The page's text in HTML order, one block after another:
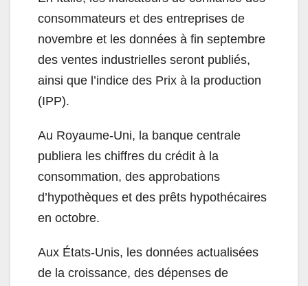
consommateurs et des entreprises de
novembre et les données à fin septembre
des ventes industrielles seront publiés,
ainsi que l’indice des Prix à la production
(IPP).
Au Royaume-Uni, la banque centrale
publiera les chiffres du crédit à la
consommation, des approbations
d’hypothèques et des prêts hypothécaires
en octobre.
Aux États-Unis, les données actualisées
de la croissance, des dépenses de